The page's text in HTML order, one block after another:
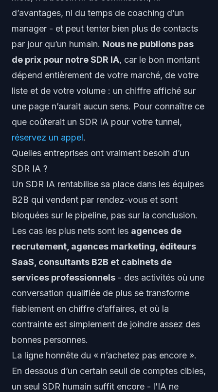
d’avantages, ni du temps de coaching d’un
manager - et peut tenter bien plus de contacts
par jour qu’un humain. Nous ne publions pas
de prix pour notre SDR IA, car le bon montant
dépend entièrement de votre marché, de votre
liste et de votre volume : un chiffre affiché sur
une page n’aurait aucun sens. Pour connaître ce
que coûterait un SDR IA pour votre tunnel,
réservez un appel.
Quelles entreprises ont vraiment besoin d’un
SDR IA ?
Un SDR IA rentabilise sa place dans les équipes
B2B qui vendent par rendez-vous et sont
bloquées sur le pipeline, pas sur la conclusion.
Les cas les plus nets sont les agences de
recrutement, agences marketing, éditeurs
SaaS, consultants B2B et cabinets de
services professionnels - des activités où une
conversation qualifiée de plus se transforme
fiablement en chiffre d’affaires, et où la
contrainte est simplement de joindre assez des
bonnes personnes.
La ligne honnête du « n’achetez pas encore ».
En dessous d’un certain seuil de comptes cibles,
un seul SDR humain suffit encore - l’IA ne